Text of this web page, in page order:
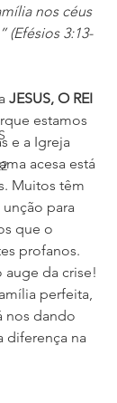
nos céus
(Efésios 3:13-
JESUS, O REI
estamos
e a Igreja
acesa está
Muitos têm
para
que o
profanos.
auge da crise!
perfeita,
nos dando
diferença na